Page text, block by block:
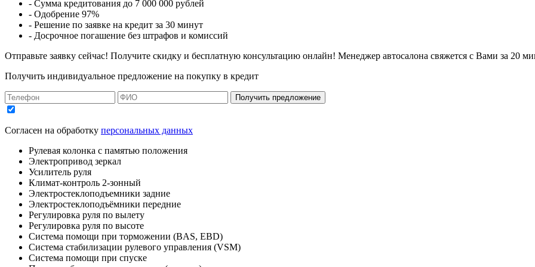
- Сумма кредитования до 7 000 000 рублей
- Одобрение 97%
- Решение по заявке на кредит за 30 минут
- Досрочное погашение без штрафов и комиссий
Отправьте заявку сейчас! Получите скидку и бесплатную консультацию онлайн! Менеджер автосалона свяжется с Вами за 20
Получить индивидуальное предложение на покупку в кредит
Получить предложение
Согласен на обработку персональных данных
Рулевая колонка с памятью положения
Электропривод зеркал
Усилитель руля
Климат-контроль 2-зонный
Электростеклоподъемники задние
Электростеклоподъёмники передние
Регулировка руля по вылету
Регулировка руля по высоте
Система помощи при торможении (BAS, EBD)
Система стабилизации рулевого управления (VSM)
Система помощи при спуске